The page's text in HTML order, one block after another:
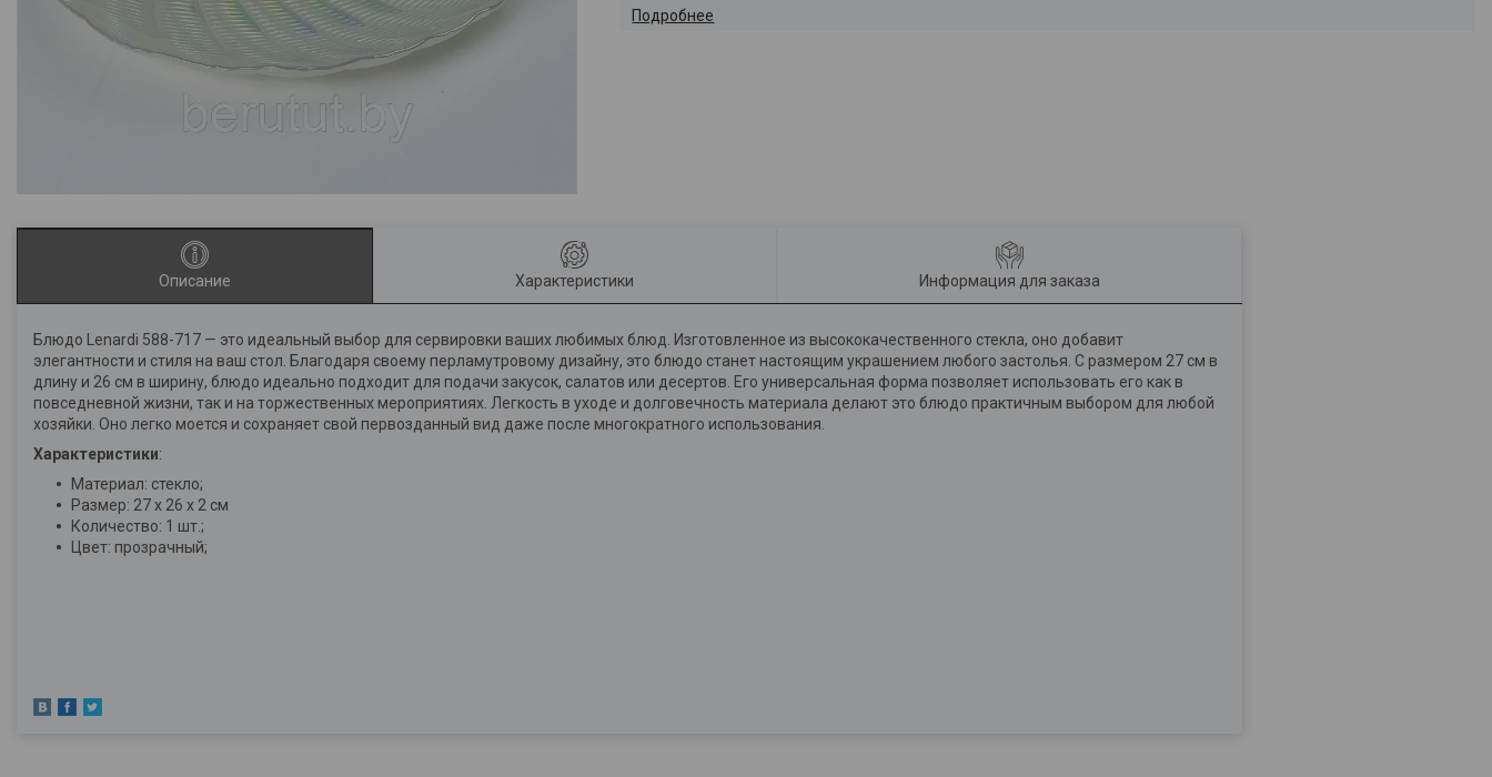
Подробнее
Описание Характеристики Информация для заказа
Блюдо Lenardi 588-717 — это идеальный выбор для сервировки ваших любимых блюд. Изготовленное из высококачественного стекла, оно добавит
элегантности и стиля на ваш стол. Благодаря своему перламутровому дизайну, это блюдо станет настоящим украшением любого застолья. С размером 27 см в
длину и 26 см в ширину, блюдо идеально подходит для подачи закусок, салатов или десертов. Его универсальная форма позволяет использовать его как в
повседневной жизни, так и на торжественных мероприятиях. Легкость в уходе и долговечность материала делают это блюдо практичным выбором для любой
хозяйки. Оно легко моется и сохраняет свой первозданный вид даже после многократного использования.
Характеристики:
Материал: стекло;
Размер: 27 х 26 х 2 см
Количество: 1 шт.;
Цвет: прозрачный;